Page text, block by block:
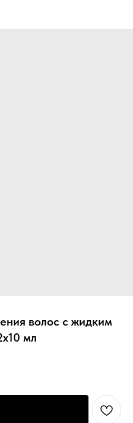
волос с жидким
мл